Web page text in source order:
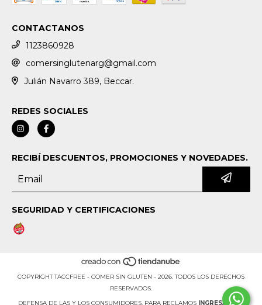
CONTACTANOS
1123860928
comersinglutenarg@gmail.com
Julián Navarro 389, Beccar.
REDES SOCIALES
RECIBÍ DESCUENTOS, PROMOCIONES Y NOVEDADES.
SEGURIDAD Y CERTIFICACIONES
COPYRIGHT TACCFREE - COMER SIN GLUTEN - 2026. TODOS LOS DERECHOS
RESERVADOS.
DEFENSA DE LAS Y LOS CONSUMIDORES. PARA RECLAMOS
INGRESÁ ACÁ.